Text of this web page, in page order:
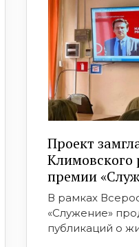
Проект
Климовского
премии
В рамках
«Служение»
публикаций о